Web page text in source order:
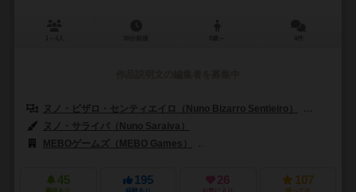
ヌノ・ビザロ・センティエイロ（Nuno Bizarro Sentieiro）
ヌノ・サライバ（Nuno Saraiva）
MEBOゲームズ（MEBO Games）
45
興味あり
195
経験あり
26
お気に入り
107
持ってる